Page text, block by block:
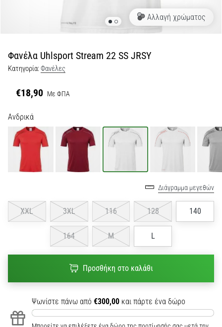
άρθρων
Αλλαγή χρώματος
Φανέλα Uhlsport Stream 22 SS JRSY
Κατηγορία:Φανέλες
€18,90 Με ΦΠΑ
Ανδρικά
Διάγραμμα μεγεθών
XXL 3XL 116 128 140
164 M L
Προσθήκη στο καλάθι
Ψωνίστε πάνω από €300,00 και πάρτε ένα δώρο